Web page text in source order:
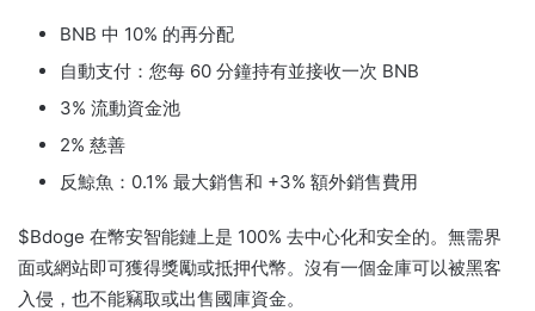
BNB 中 10% 的再分配
自動支付：您每 60 分鐘持有並接收一次 BNB
3% 流動資金池
2% 慈善
反鯨魚：0.1% 最大銷售和 +3% 額外銷售費用
$Bdoge 在幣安智能鏈上是 100% 去中心化和安全的。 無需界
面或網站即可獲得獎勵或抵押代幣。 沒有一個金庫可以被黑客
入侵，也不能竊取或出售國庫資金。